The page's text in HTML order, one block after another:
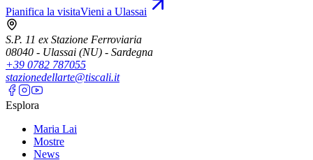
Pianifica la visitaVieni a Ulassai
S.P. 11 ex Stazione Ferroviaria
08040 - Ulassai (NU) - Sardegna
+39 0782 787055
stazionedellarte@tiscali.it
Esplora
Maria Lai
Mostre
News